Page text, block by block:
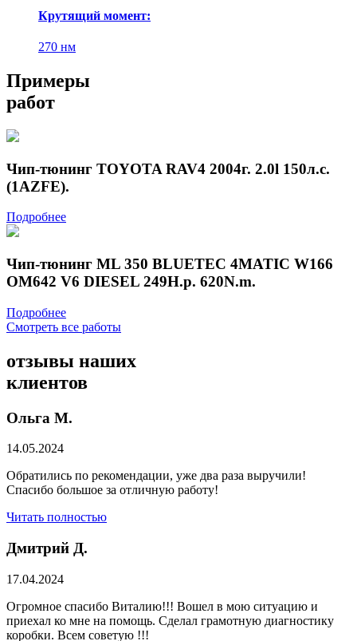
Крутящий момент:
270 нм
Примеры
работ
Чип-тюнинг TOYOTA RAV4 2004г. 2.0l 150л.с.
(1AZFE).
Подробнее
Чип-тюнинг ML 350 BLUETEC 4MATIC W166
OM642 V6 DIESEL 249H.p. 620N.m.
Подробнее
Смотреть все работы
отзывы наших
клиентов
Ольга М.
14.05.2024
Обратились по рекомендации, уже два раза выручили!
Спасибо большое за отличную работу!
Читать полностью
Дмитрий Д.
17.04.2024
Огромное спасибо Виталию!!! Вошел в мою ситуацию и
приехал ко мне на помощь. Сделал грамотную диагностику
коробки. Всем советую !!!